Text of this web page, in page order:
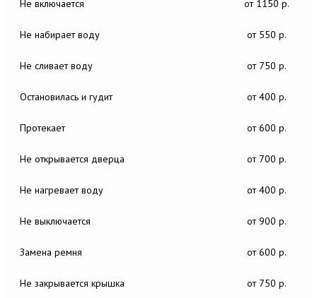
Не включается от 1150 р.
Не набирает воду от 550 р.
Не сливает воду от 750 р.
Остановилась и гудит от 400 р.
Протекает от 600 р.
Не открывается дверца от 700 р.
Не нагревает воду от 400 р.
Не выключается от 900 р.
Замена ремня от 600 р.
Не закрывается крышка от 750 р.